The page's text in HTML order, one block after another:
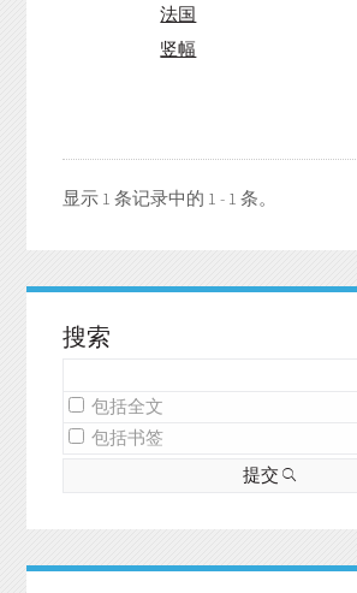
法国
竖幅
显示 1 条记录中的 1 - 1 条。
搜索
包括全文
包括书签
提交